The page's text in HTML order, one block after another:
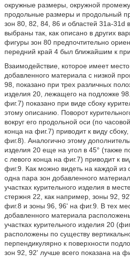
окружные размеры, окружной
продольные размеры и продольный
зон 80, 82, 84, 86 и областей 31а-31d
выбраны так, как описано в других
фигуры зон 80 предпочтительно
передний край 4 был ближайшим к
Взаимодействие, которое имеет
добавленного материала с низкой
98, показано при трех различных
изделия 20, лежащего на подложке
фиг.7) показано при виде сбоку
этому описанию. Поворот
вокруг его продольной оси (по
конца на фиг.7) приводит к виду
фиг.8). Аналогично этому
изделия 20 еще на угол в 45° (также
с левого конца на фиг.7) приводит к
фиг.9. Как можно видеть на каждой
одна пара зон добавленного
участках курительного изделия в
стержня 22, как например, зоны 92,
фиг.8 и зоны 96, 96' на фиг.9. В тех
добавленного материала
участках курительного изделия 20
расположены по существу
перпендикулярно к поверхности
зон 92, 92' лучше всего показана на